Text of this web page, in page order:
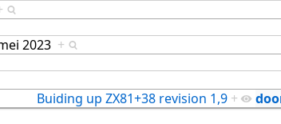
2023 +
Buiding up ZX81+38 revision 1,9 +